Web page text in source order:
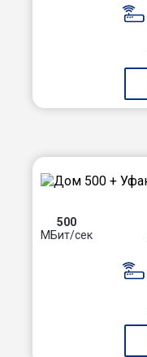
500
МБит/сек